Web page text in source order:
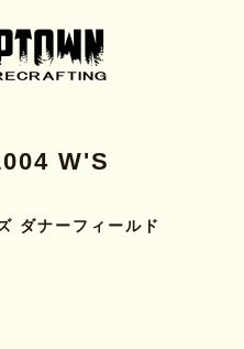
W'S
ダナーフィールド